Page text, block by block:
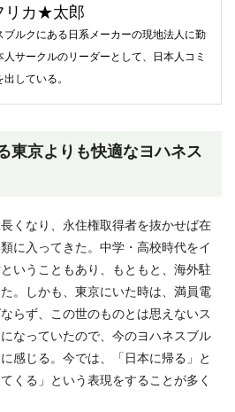
リカ★太郎
ルクにある日系メーカーの現地法人に勤
サークルのリーダーとして、日本人コミ
している。
東京よりも快適なヨハネス
くなり、永住権取得者を抜かせば在
に入ってきた。中学・高校時代をイ
いうこともあり、もともと、海外駐
。しかも、東京にいた時は、満員電
らず、この世のものとは思えないス
なっていたので、今のヨハネスブル
感じる。今では、「日本に帰る」と
くる」という表現をすることが多く